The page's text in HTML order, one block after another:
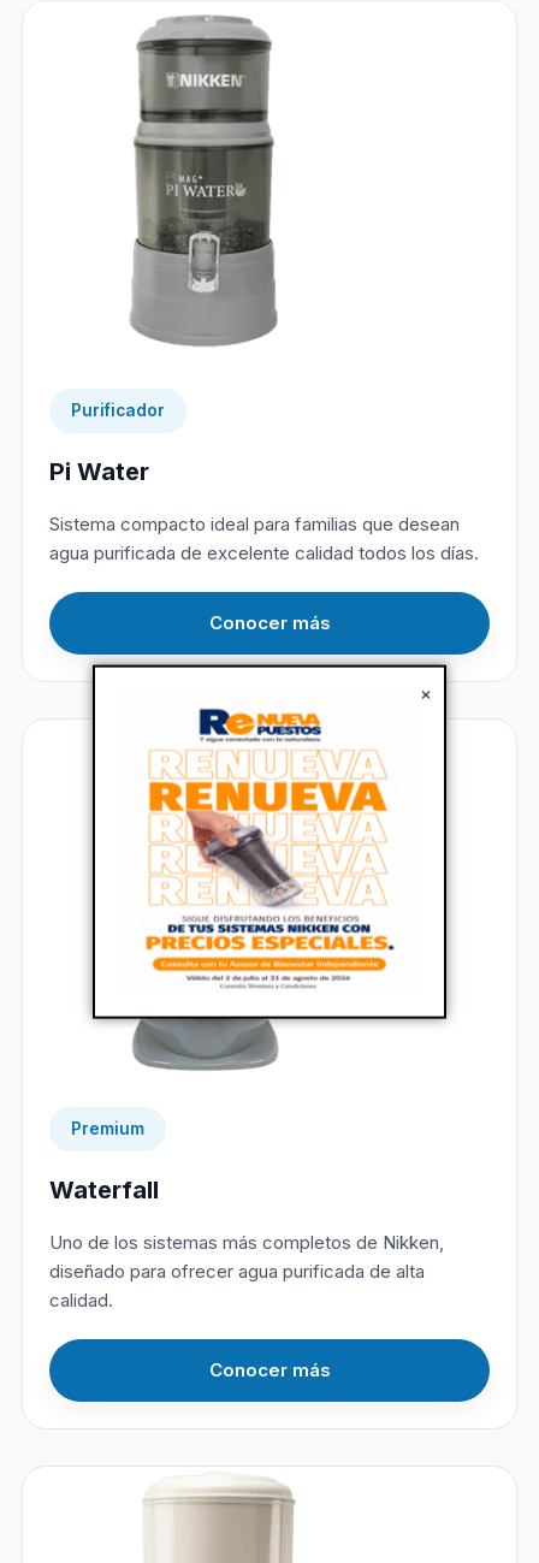
×
Purificador
Pi Water
Sistema compacto ideal para familias que desean
agua purificada de excelente calidad todos los días.
Conocer más
Premium
Waterfall
Uno de los sistemas más completos de Nikken,
diseñado para ofrecer agua purificada de alta
calidad.
Conocer más